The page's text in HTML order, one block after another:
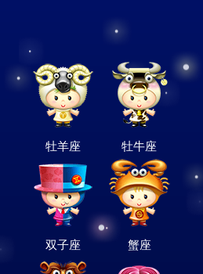
牡羊座 牡牛座
双子座 蟹座